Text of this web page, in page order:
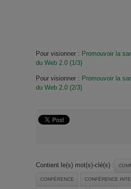
Pour visionner : Promouvoir la
du Web 2.0 (1/3)
Pour visionner : Promouvoir la
du Web 2.0 (2/3)
Contient le(s) mot(s)-clé(s) :
CONFÉRENCE CONFÉRENCE